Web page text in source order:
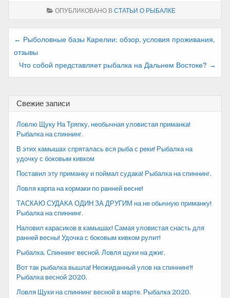
ОПУБЛИКОВАНО В СТАТЬИ О РЫБАЛКЕ
Навигация
по
записям
← Рыболовные базы Карелии: обзор, условия проживания,
отзывы
Что собой представляет рыбалка на Дальнем Востоке? →
Свежие записи
Ловлю Щуку На Тряпку, необычная уловистая приманка!
Рыбалка на спиннинг.
В этих камышах спряталась вся рыба с реки! Рыбалка на
удочку с боковым кивком
Поставил эту приманку и поймал судака! Рыбалка на спиннинг.
Ловля карпа на кормаки по ранней весне!
ТАСКАЮ СУДАКА ОДИН ЗА ДРУГИМ на не обычную приманку!
Рыбалка на спиннинг.
Наловил карасиков в камышах! Самая уловистая снасть для
ранней весны! Удочка с боковым кивком рулит!
Рыбалка. Спиннинг весной. Ловля щуки на джиг.
Вот так рыбалка вышла! Неожиданный улов на спиннинг!!
Рыбалка весной 2020.
Ловля Щуки на спиннинг весной в марте. Рыбалка 2020.